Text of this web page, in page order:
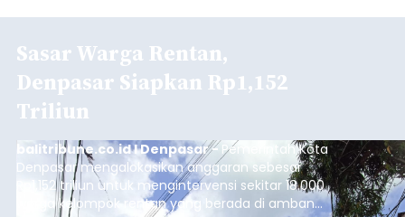
Sasar Warga Rentan,
Denpasar Siapkan Rp1,152
Triliun
balitribune.co.id I Denpasar - Pemerintah Kota
Denpasar mengalokasikan anggaran sebesar
Rp1,152 triliun untuk mengintervensi sekitar 18.000
warga kelompok rentan yang berada di ambang